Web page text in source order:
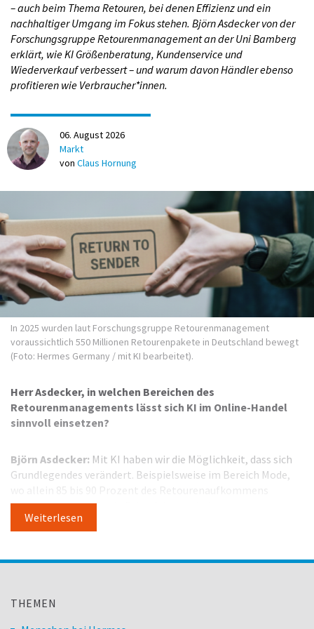
emovum. In Berlin nimmt Hermes zudem an einem
umfangreichenTest mit E-Cargobikesteil. Das Engagement
von Hermes beim Einsatz elektrisch betriebener
Transporter in der Paketzustellung reicht bis in die frühen
1990er Jahre zurück.
– auch beim Thema Retouren, bei denen Effizienz und ein
nachhaltiger Umgang im Fokus stehen. Björn Asdecker von der
Forschungsgruppe Retourenmanagement an der Uni Bamberg
erklärt, wie KI Größenberatung, Kundenservice und
Wiederverkauf verbessert – und warum davon Händler ebenso
profitieren wie Verbraucher*innen.
06. August 2026
Markt
von Claus Hornung
In 2025 wurden laut Forschungsgruppe Retourenmanagement
voraussichtlich 550 Millionen Retourenpakete in Deutschland bewegt
(Foto: Hermes Germany / mit KI bearbeitet).
Herr Asdecker, in welchen Bereichen des
Retourenmanagements lässt sich KI im Online-Handel
sinnvoll einsetzen?
Björn Asdecker: Mit KI haben wir die Möglichkeit, dass sich
Grundlegendes verändert. Beispielsweise im Bereich Mode,
entstehen. Mehr als ein Drittel davon sind
Auswahlbestellungen, bei denen Kund*innen Artikel in
unterschiedlichen Größen bestellen. KI löst dieses Problem
virtuellen Ankleidekabine. Einige große Händler praktizieren
Weiterlesen
THEMEN